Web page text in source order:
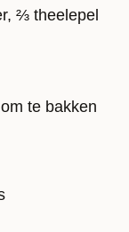
⅔ theelepel
te bakken